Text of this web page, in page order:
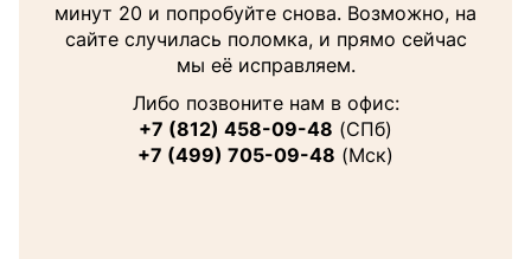
минут 20 и попробуйте снова. Возможно, на
сайте случилась поломка, и прямо сейчас
мы её исправляем.
Либо позвоните нам в офис:
+7 (812) 458-09-48 (СПб)
+7 (499) 705-09-48 (Мск)